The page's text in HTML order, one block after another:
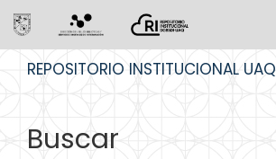
REPOSITORIO INSTITUCIONAL UAQ
Buscar